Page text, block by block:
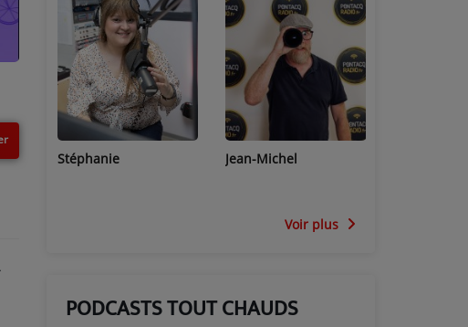
Stéphanie Jean-Michel
Voir plus
PODCASTS TOUT CHAUDS